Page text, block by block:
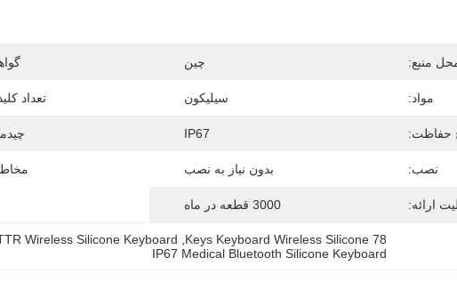
منبع: چین
مواد: سیلیکون تعداد
حفاظت: IP67
نصب: بدون نیاز به نصب
ارائه: 3000 قطعه در ماه
78 Keys Keyboard Wireless Silicone
Wireless Silicone Keyboard
IP67 Medical Bluetooth Silicone Keyboard